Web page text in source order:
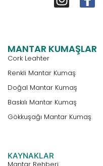
MANTAR KUMAŞLAR
Cork Leahter
Renkli Mantar Kumaş
Doğal Mantar Kumaş
Baskılı Mantar Kumaş
Gökkuşağı Mantar Kumaş
KAYNAKLAR